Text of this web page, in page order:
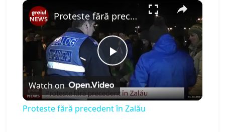
×
P
l
Proteste fără precedent în Zalău
Watch on
Proteste fără precedent în Zalău